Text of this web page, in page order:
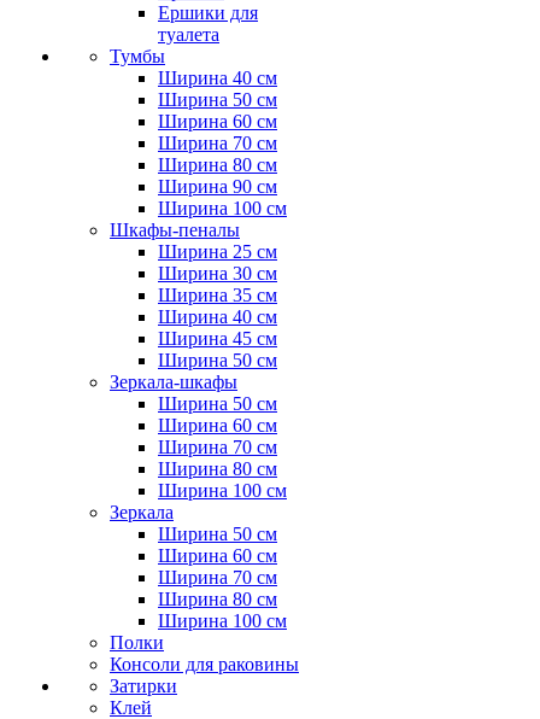
Ершики для
туалета
Тумбы
Ширина 40 см
Ширина 50 см
Ширина 60 см
Ширина 70 см
Ширина 80 см
Ширина 90 см
Ширина 100 см
Шкафы-пеналы
Ширина 25 см
Ширина 30 см
Ширина 35 см
Ширина 40 см
Ширина 45 см
Ширина 50 см
Зеркала-шкафы
Ширина 50 см
Ширина 60 см
Ширина 70 см
Ширина 80 см
Ширина 100 см
Зеркала
Ширина 50 см
Ширина 60 см
Ширина 70 см
Ширина 80 см
Ширина 100 см
Полки
Консоли для раковины
Затирки
Клей